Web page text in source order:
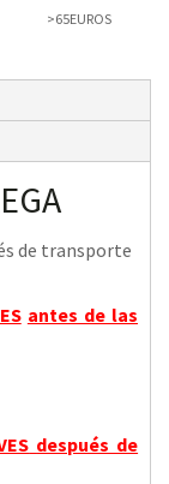
>65EUROS
de transporte
antes de las
después de